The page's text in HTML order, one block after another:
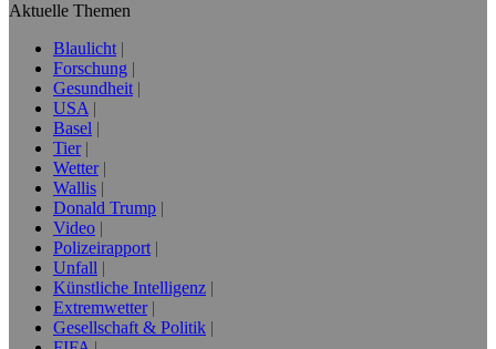
Aktuelle Themen
Blaulicht
Forschung
Gesundheit
USA
Basel
Tier
Wetter
Wallis
Donald Trump
Video
Polizeirapport
Unfall
Künstliche Intelligenz
Extremwetter
Gesellschaft & Politik